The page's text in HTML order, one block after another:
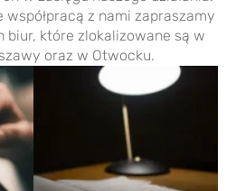
z nami zapraszamy
biur, które zlokalizowane są w
oraz w Otwocku.